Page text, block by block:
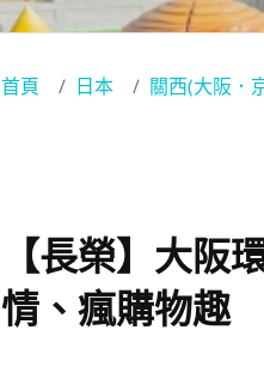
首頁 日本 關西(大阪．
【長榮】大
情、瘋購物趣